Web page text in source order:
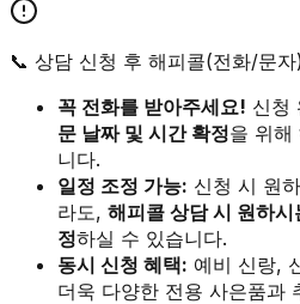
📞 상담 신청 후 해피콜(전화/문
꼭 전화를 받아주세요! 신청
문 날짜 및 시간 확정을 위해
니다.
일정 조정 가능: 신청 시 원
라도, 해피콜 상담 시 원하
정하실 수 있습니다.
동시 신청 혜택: 예비 신랑,
더욱 다양한 전용 사은품과